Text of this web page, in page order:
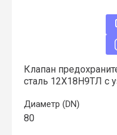
Клапан
сталь 12Х18Н9ТЛ с
Диаметр (DN)
80